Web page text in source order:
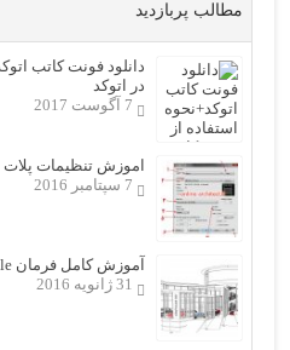
مطالب پربازدید
دانلود فونت کاتب
در اتوکد
7 آگوست 2017
اموزش تنظیمات
7 سپتامبر 2016
آموزش کامل فرمان Scale در اتوکد
31 ژانویه 2016